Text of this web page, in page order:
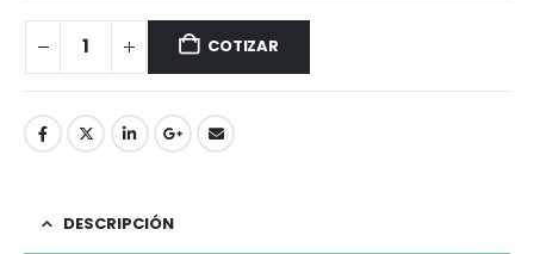
COTIZAR
DESCRIPCIÓN